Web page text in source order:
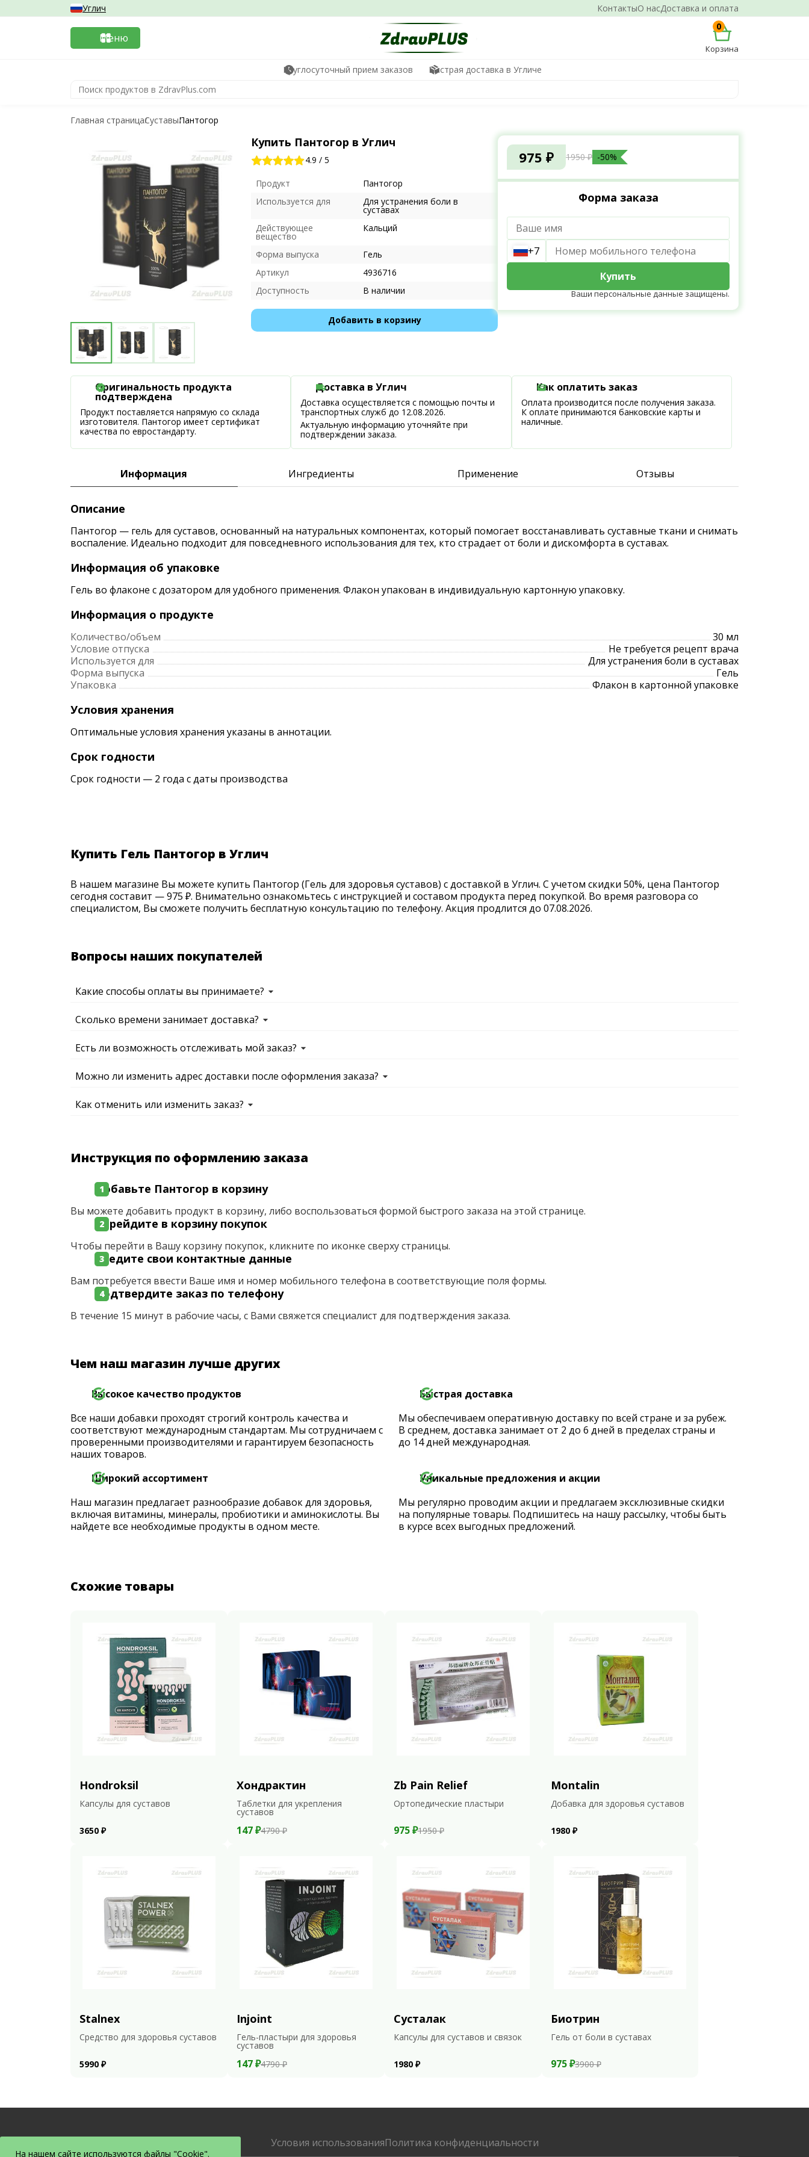
КонтактыО насДоставка и оплата
Углич
Меню
0
Корзина
Круглосуточный прием заказов Быстрая доставка в Угличе
Главная страницаСуставыПантогор
Купить Пантогор в Углич
4.9 / 5
Продукт
Пантогор
Используется для
Для устранения боли в
суставах
Действующее
вещество
Кальций
Форма выпуска
Гель
Артикул
4936716
Доступность
В наличии
Добавить в корзину
975 ₽ 1950 ₽ -50%
Форма заказа
+7
Купить
Ваши персональные данные защищены.
Оригинальность продукта
подтверждена
Продукт поставляется напрямую со склада
изготовителя. Пантогор имеет сертификат
качества по евростандарту.
Доставка в Углич
Доставка осуществляется с помощью почты и
транспортных служб до 12.08.2026.
Актуальную информацию уточняйте при
подтверждении заказа.
Как оплатить заказ
Оплата производится после получения заказа.
К оплате принимаются банковские карты и
наличные.
Информация Ингредиенты Применение Отзывы
Описание
Пантогор — гель для суставов, основанный на натуральных компонентах, который помогает восстанавливать суставные ткани и снимать
воспаление. Идеально подходит для повседневного использования для тех, кто страдает от боли и дискомфорта в суставах.
Информация об упаковке
Гель во флаконе с дозатором для удобного применения. Флакон упакован в индивидуальную картонную упаковку.
Информация о продукте
Количество/объем
30 мл
Условие отпуска
Не требуется рецепт врача
Используется для
Для устранения боли в суставах
Форма выпуска
Гель
Упаковка
Флакон в картонной упаковке
Условия хранения
Оптимальные условия хранения указаны в аннотации.
Срок годности
Срок годности — 2 года с даты производства
Купить Гель Пантогор в Углич
В нашем магазине Вы можете купить Пантогор (Гель для здоровья суставов) с доставкой в Углич. С учетом скидки 50%, цена Пантогор
сегодня составит — 975 ₽. Внимательно ознакомьтесь с инструкцией и составом продукта перед покупкой. Во время разговора со
специалистом, Вы сможете получить бесплатную консультацию по телефону. Акция продлится до 07.08.2026.
Вопросы наших покупателей
Какие способы оплаты вы принимаете?
Сколько времени занимает доставка?
Есть ли возможность отслеживать мой заказ?
Можно ли изменить адрес доставки после оформления заказа?
Как отменить или изменить заказ?
Инструкция по оформлению заказа
Добавьте Пантогор в корзину
Вы можете добавить продукт в корзину, либо воспользоваться формой быстрого заказа на этой странице.
Перейдите в корзину покупок
Чтобы перейти в Вашу корзину покупок, кликните по иконке сверху страницы.
Введите свои контактные данные
Вам потребуется ввести Ваше имя и номер мобильного телефона в соответствующие поля формы.
Подтвердите заказ по телефону
В течение 15 минут в рабочие часы, с Вами свяжется специалист для подтверждения заказа.
Чем наш магазин лучше других
Высокое качество продуктов
Все наши добавки проходят строгий контроль качества и
соответствуют международным стандартам. Мы сотрудничаем с
проверенными производителями и гарантируем безопасность
наших товаров.
Быстрая доставка
Мы обеспечиваем оперативную доставку по всей стране и за рубеж.
В среднем, доставка занимает от 2 до 6 дней в пределах страны и
до 14 дней международная.
Широкий ассортимент
Наш магазин предлагает разнообразие добавок для здоровья,
включая витамины, минералы, пробиотики и аминокислоты. Вы
найдете все необходимые продукты в одном месте.
Уникальные предложения и акции
Мы регулярно проводим акции и предлагаем эксклюзивные скидки
на популярные товары. Подпишитесь на нашу рассылку, чтобы быть
в курсе всех выгодных предложений.
Схожие товары
Hondroksil
Капсулы для суставов
3650 ₽
Хондрактин
Таблетки для укрепления
суставов
147 ₽4790 ₽
Zb Pain Relief
Ортопедические пластыри
975 ₽1950 ₽
Montalin
Добавка для здоровья суставов
1980 ₽
Stalnex
Средство для здоровья суставов
5990 ₽
Injoint
Гель-пластыри для здоровья
суставов
147 ₽4790 ₽
Сусталак
Капсулы для суставов и связок
1980 ₽
Биотрин
Гель от боли в суставах
975 ₽3900 ₽
Условия использованияПолитика конфиденциальности
На нашем сайте используются файлы "Cookie".